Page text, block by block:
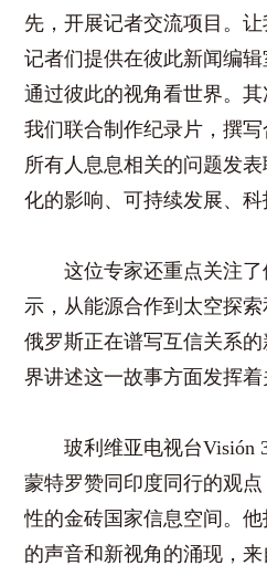
先，开展记者交流项目。
记者们提供在彼此新闻编
通过彼此的视角看世界。
我们联合制作纪录片，撰
所有人息息相关的问题发
化的影响、可持续发展、
这位专家还重点关注了
示，从能源合作到太空探
俄罗斯正在谱写互信关系
界讲述这一故事方面发挥着
玻利维亚电视台Visión
蒙特罗赞同印度同行的观
性的金砖国家信息空间。
的声音和新视角的涌现，